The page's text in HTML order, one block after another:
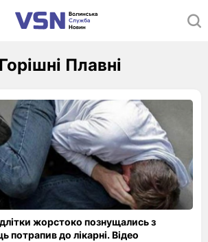
Плавні
жорстоко познущались з
однолітка: хлопець потрапив до лікарні. Відео